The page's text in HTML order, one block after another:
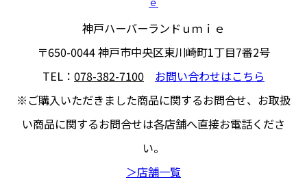
神戸ハーバーランドｕｍｉｅ
〒650-0044神戸市中央区東川崎町1丁目7番2号
TEL： 078-382-7100
お問い合わせはこちら
※ご購入いただきました商品に関するお問合せ、 お取扱
い商品に関するお問合せは各店舗へ直接お電話くださ
い。
＞店舗一覧